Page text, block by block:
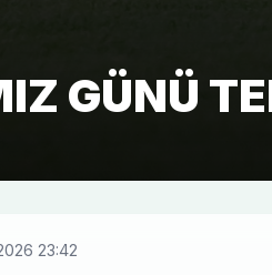
GÜNÜ
23:42